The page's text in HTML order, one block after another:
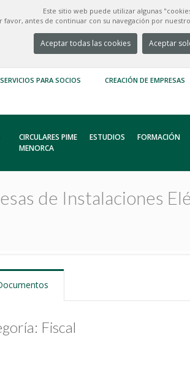
Este sitio web puede utilizar algunas
favor, antes de continuar con su navegación por
Aceptar todas las cookies Aceptar
SERVICIOS PARA SOCIOS CREACIÓN DE EMPRESAS
CIRCULARES PIME
MENORCA
ESTUDIOS FORMACIÓN
de Instalaciones
Fiscal